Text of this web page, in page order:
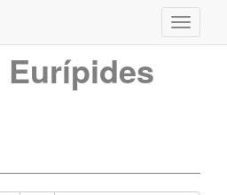
Eurípides